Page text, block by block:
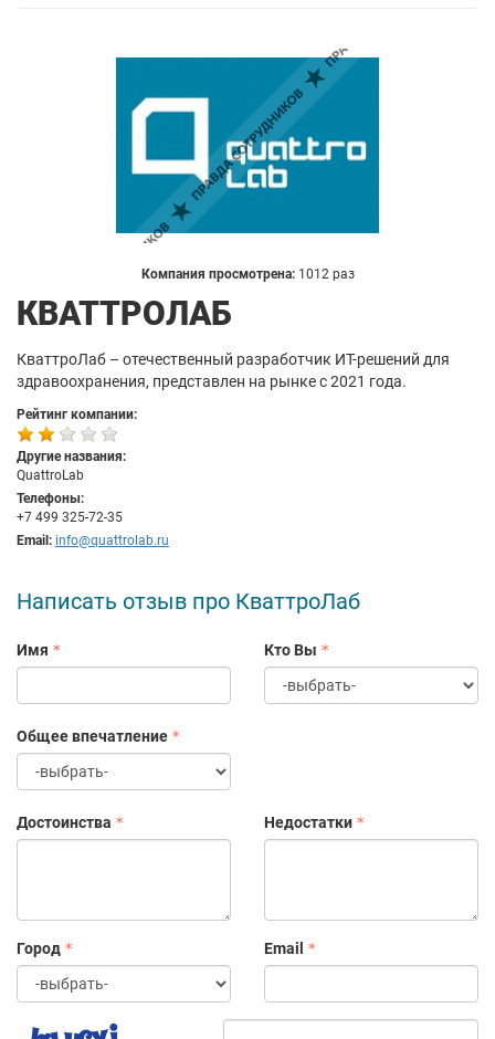
Компания просмотрена: 1012 раз
КВАТТРОЛАБ
КваттроЛаб – отечественный разработчик ИТ-решений для
здравоохранения, представлен на рынке с 2021 года.
Рейтинг компании:
Другие названия:
QuattroLab
Телефоны:
+7 499 325-72-35
Email: info@quattrolab.ru
Написать отзыв про КваттроЛаб
Имя Кто Вы
Общее впечатление
Достоинства Недостатки
Город Email